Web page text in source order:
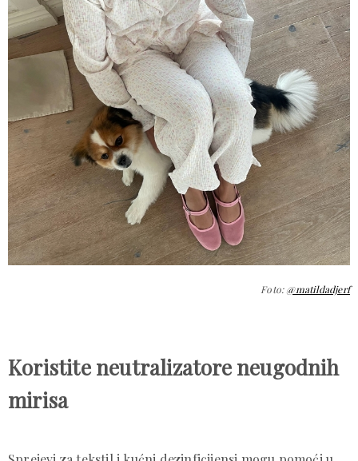
Foto:@matildadjerf
Koristite neutralizatore neugodnih
mirisa